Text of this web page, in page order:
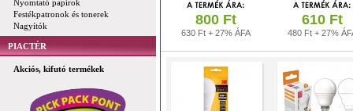
Nyomtató papírok
Festékpatronok és tonerek
Nagyítók
PIACTÉR
Akciós, kifutó termékek
800 Ft
630 Ft + 27% ÁFA
610 Ft
480 Ft + 27%